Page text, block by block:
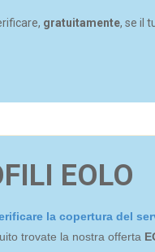
gratuitamente, se il
EOLO
la copertura del
trovate la nostra offerta